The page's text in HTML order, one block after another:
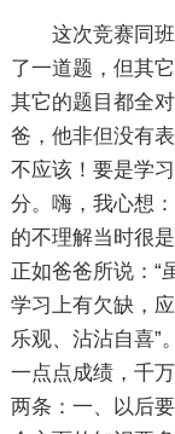
这次竞赛同
了一道题，但其
其它的题目都全
爸，他非但没有
不应该！要是学
分。嗨，我心想
的不理解当时很
正如爸爸所说：“
学习上有欠缺，
乐观、沾沾自喜”
一点点成绩，千
两条：一、以后